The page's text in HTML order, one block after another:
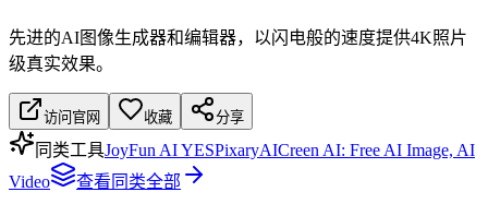
先进的AI图像生成器和编辑器，以闪电般的速度提供4K照片
级真实效果。
访问官网 收藏 分享
同类工具JoyFun AI YESPixaryAICreen AI: Free AI Image, AI
Video
查看同类全部